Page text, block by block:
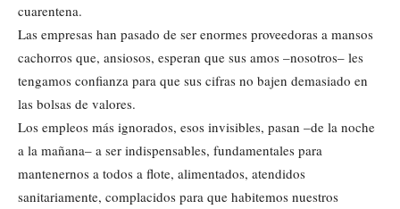
cuarentena.
Las empresas han pasado de ser enormes proveedoras a mansos
cachorros que, ansiosos, esperan que sus amos –nosotros– les
tengamos confianza para que sus cifras no bajen demasiado en
las bolsas de valores.
Los empleos más ignorados, esos invisibles, pasan –de la noche
a la mañana– a ser indispensables, fundamentales para
mantenernos a todos a flote, alimentados, atendidos
sanitariamente, complacidos para que habitemos nuestros